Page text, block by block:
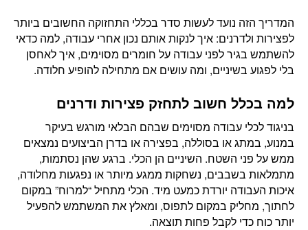
המדריך הזה נועד לעשות סדר בכללי התחזוקה החשובים ביותר
לפצירות ולדרנים: איך לנקות אותם נכון אחרי עבודה, למה כדאי
להשתמש בגיר לפני עבודה על חומרים מסוימים, איך לאחסן
בלי לפגוע בשיניים, ומה עושים אם מתחילה להופיע חלודה.
למה בכלל חשוב לתחזק פצירות ודרנים
בניגוד לכלי עבודה מסוימים שבהם הבלאי מורגש בעיקר
במנוע, במתג או בסוללה, בפצירה או בדרן הביצועים נמצאים
ממש על פני השטח. השיניים הן הכלי. ברגע שהן נסתמות,
מתמלאות בשבבים, נשחקות ממגע מיותר או נפגעות מחלודה,
איכות העבודה יורדת כמעט מיד. הכלי מתחיל “למרוח” במקום
לחתוך, מחליק במקום לתפוס, ומאלץ את המשתמש להפעיל
יותר כוח כדי לקבל פחות תוצאה.